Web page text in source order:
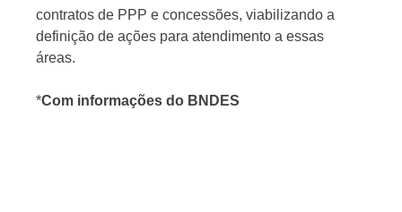
contratos de PPP e concessões, viabilizando a
definição de ações para atendimento a essas
áreas.
*Com informações do BNDES